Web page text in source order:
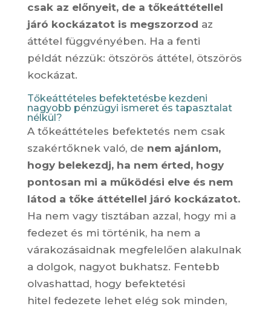
csak az előnyeit, de a tőkeáttétellel
járó kockázatot is megszorzod az
áttétel függvényében. Ha a fenti
példát nézzük: ötszörös áttétel, ötszörös
kockázat.
Tőkeáttételes befektetésbe kezdeni
nagyobb pénzügyi ismeret és tapasztalat
nélkül?
A tőkeáttételes befektetés nem csak
szakértőknek való, de nem ajánlom,
hogy belekezdj, ha nem érted, hogy
pontosan mi a működési elve és nem
látod a tőke áttétellel járó kockázatot.
Ha nem vagy tisztában azzal, hogy mi a
fedezet és mi történik, ha nem a
várakozásaidnak megfelelően alakulnak
a dolgok, nagyot bukhatsz. Fentebb
olvashattad, hogy befektetési
hitel fedezete lehet elég sok minden,